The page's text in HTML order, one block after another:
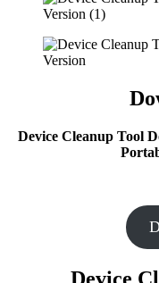
Device Cleanup Tool